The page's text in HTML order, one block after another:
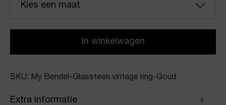
Kies een maat
In winkelwagen
SKU: My Bendel-Glassteen vintage ring-Goud
Extra informatie